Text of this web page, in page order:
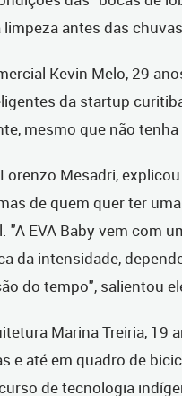
antes das
Kevin Melo, 29
da startup
mesmo que não
Mesadri,
de quem quer ter
"A EVA Baby vem com
da intensidade,
do tempo", salientou
Marina Treiria, 19
e até em quadro de
de tecnologia